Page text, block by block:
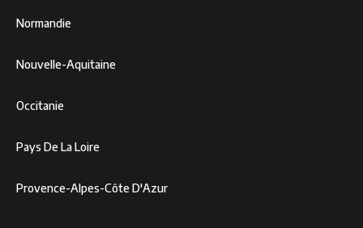
Normandie
Nouvelle-Aquitaine
Occitanie
Pays De La Loire
Provence-Alpes-Côte D'Azur